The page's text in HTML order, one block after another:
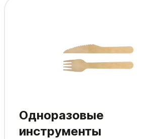
Одноразовые
инструменты